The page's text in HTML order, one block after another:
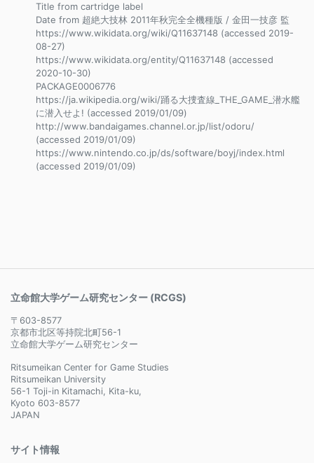
Title from cartridge label
Date from 超絶大技林 2011年秋完全全機種版 / 金田一技彦 監
https://www.wikidata.org/wiki/Q11637148 (accessed 2019-
08-27)
https://www.wikidata.org/entity/Q11637148 (accessed
2020-10-30)
PACKAGE0006776
https://ja.wikipedia.org/wiki/踊る大捜査線_THE_GAME_潜水艦
に潜入せよ! (accessed 2019/01/09)
http://www.bandaigames.channel.or.jp/list/odoru/
(accessed 2019/01/09)
https://www.nintendo.co.jp/ds/software/boyj/index.html
(accessed 2019/01/09)
立命館大学ゲーム研究センター (RCGS)
〒603-8577
京都市北区等持院北町56-1
立命館大学ゲーム研究センター
Ritsumeikan Center for Game Studies
Ritsumeikan University
56-1 Toji-in Kitamachi, Kita-ku,
Kyoto 603-8577
JAPAN
サイト情報